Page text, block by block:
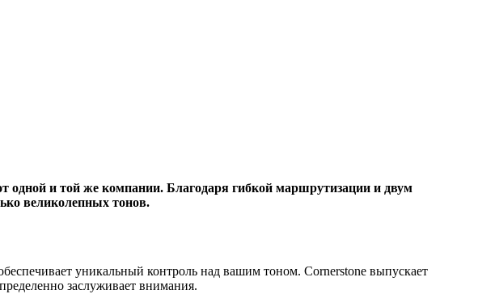
одной и той же компании. Благодаря гибкой маршрутизации и двум
великолепных тонов.
уникальный контроль над вашим тоном. Cornerstone выпускает
заслуживает внимания.